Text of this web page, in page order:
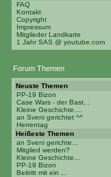
FAQ
Kontakt
Copyright
Impressum
Mitglieder Landkarte
1 Jahr SAS @ youtube.com
Forum Themen
Neuste Themen
PP-19 Bizon
Case Wars - der Bast...
Kleine Geschichte....
an Sveni gerichtet ^^
Herrentag
Heißeste Themen
an Sveni gerichte...
Mitglied werden?
Kleine Geschichte...
PP-19 Bizon
Beitritt mit ein ...